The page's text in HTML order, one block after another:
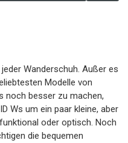
Wanderschuh. Außer es
Modelle von
noch besser zu machen,
Ws um ein paar kleine, aber
oder optisch. Noch
die bequemen